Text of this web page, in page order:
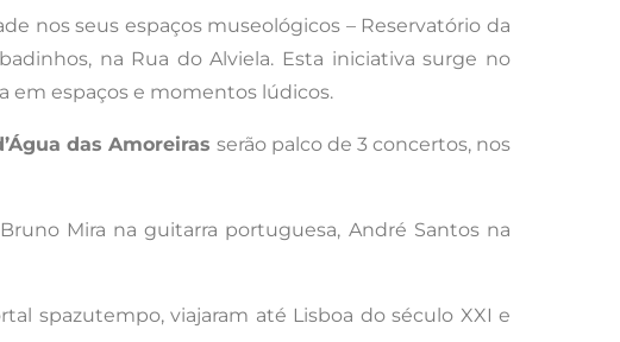
nos seus espaços museológicos – Reservatório da
na Rua do Alviela. Esta iniciativa surge no
em espaços e momentos lúdicos.
das Amoreiras serão palco de 3 concertos, nos
Mira na guitarra portuguesa, André Santos na
spazutempo, viajaram até Lisboa do século XXI e